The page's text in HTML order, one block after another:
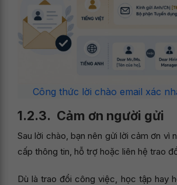
Công thức lời chào email xác
1.2.3. Cảm ơn người gửi
Sau lời chào, bạn nên gửi lời cảm ơn vì
cấp thông tin, hỗ trợ hoặc liên hệ trao
Dù là trao đổi công việc, học tập hay